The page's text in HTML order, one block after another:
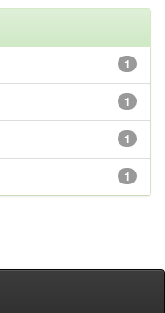
1
1
1
1